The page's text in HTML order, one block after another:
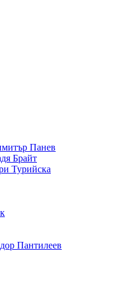
Панев
Брайт
Турийска
Пантилеев